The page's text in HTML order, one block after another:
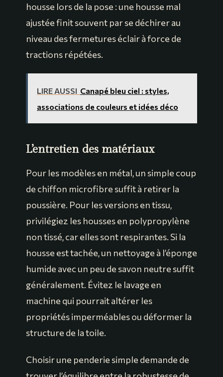
housse lors de la pose : une housse mal
ajustée finit souvent par se déchirer au
niveau des fermetures éclair à force de
tractions répétées.
LIRE AUSSI Canapé bleu ciel : styles,
associations de couleurs et idées déco
L’entretien des matériaux
Pour les modèles en métal, un simple coup
de chiffon microfibre suffit à retirer la
poussière. Pour les versions en tissu,
privilégiez les housses en polypropylène
non tissé, car elles sont respirantes. Si la
housse est tachée, un nettoyage à l’éponge
humide avec un peu de savon neutre suffit
généralement. Évitez le lavage en
machine qui pourrait altérer les
propriétés imperméables ou déformer la
structure de la toile.
Choisir une penderie simple demande de